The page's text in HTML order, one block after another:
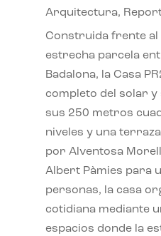
Arquitectura,
Construida frente
estrecha parcela
Badalona, la Casa
completo del solar
sus 250 metros
niveles y una
por Alventosa
Albert Pàmies para
personas, la casa
cotidiana mediante
espacios donde la